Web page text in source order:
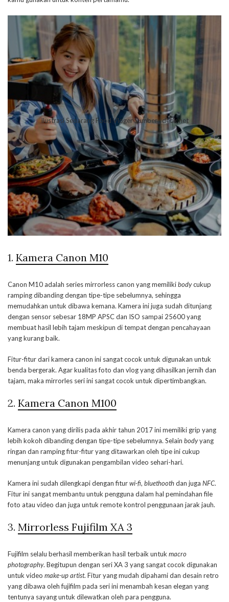
Ilustrasi Seoarang Food Vloger Sumber : detik.net
1. Kamera Canon M10
Canon M10 adalah series mirrorless canon yang memilikibodycukup
ramping dibanding dengan tipe-tipe sebelumnya, sehingga
memudahkan untuk dibawa kemana. Kamera ini juga sudah ditunjang
dengan sensor sebesar 18MP APSC dan ISO sampai 25600 yang
membuat hasil lebih tajam meskipun di tempat dengan pencahayaan
yang kurang baik.
Fitur-fitur dari kamera canon ini sangat cocok untuk digunakan untuk
benda bergerak. Agar kualitas foto dan vlog yang dihasilkan jernih dan
tajam, maka mirrorles seri ini sangat cocok untuk dipertimbangkan.
2. Kamera Canon M100
Kamera canon yang dirilis pada akhir tahun 2017 ini memiliki grip yang
lebih kokoh dibanding dengan tipe-tipe sebelumnya. Selain bodyyang
ringan dan ramping fitur-fitur yang ditawarkan oleh tipe ini cukup
menunjang untuk digunakan pengambilan video sehari-hari.
Kamera ini sudah dilengkapi dengan fiturwi-fi, bluethoothdan juga NFC.
Fitur ini sangat membantu untuk pengguna dalam hal pemindahan file
foto atau video dan juga untuk remote kontrol penggunaan jarak jauh.
3. Mirrorless Fujifilm XA 3
Fujifilm selalu berhasil memberikan hasil terbaik untuk macro
photography. Begitupun dengan seri XA 3 yang sangat cocok digunakan
untuk video make-up artist. Fitur yang mudah dipahami dan desain retro
yang dibawa oleh fujifilm pada seri ini menambah kesan elegan yang
tentunya sayang untuk dilewatkan oleh para pengguna.